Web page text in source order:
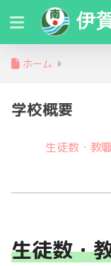
伊
ホーム
学校概要
生徒数・教
生徒数・